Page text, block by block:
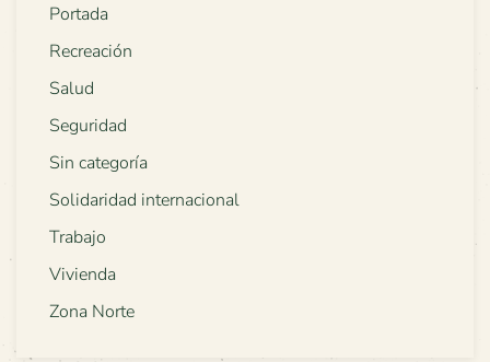
Portada
Recreación
Salud
Seguridad
Sin categoría
Solidaridad internacional
Trabajo
Vivienda
Zona Norte